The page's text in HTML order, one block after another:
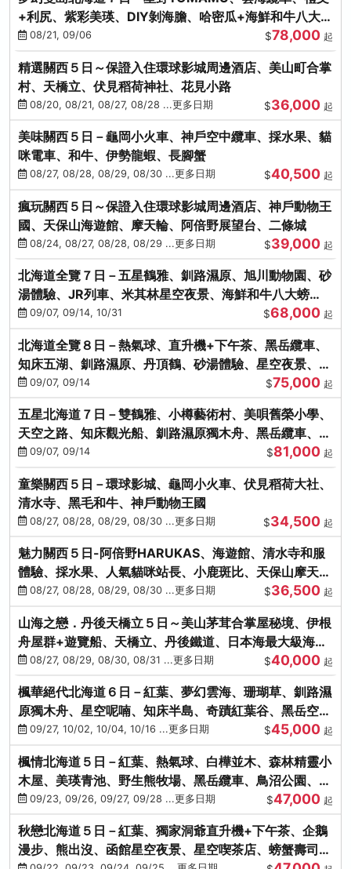
+利尻、紫彩美瑛、DIY剝海膽、哈密瓜+海鮮和牛八大螃
蟹吃到飽
08/21, 09/06 $78,000 起
精選關西５日～保證入住環球影城周邊酒店、美山町合掌
村、天橋立、伏見稻荷神社、花見小路
08/20, 08/21, 08/27, 08/28 ...更多日期 $36,000 起
美味關西５日－龜岡小火車、神戶空中纜車、採水果、貓
咪電車、和牛、伊勢龍蝦、長腳蟹
08/27, 08/28, 08/29, 08/30 ...更多日期 $40,500 起
瘋玩關西５日～保證入住環球影城周邊酒店、神戶動物王
國、天保山海遊館、摩天輪、阿倍野展望台、二條城
08/24, 08/27, 08/28, 08/29 ...更多日期 $39,000 起
北海道全覽７日－五星鶴雅、釧路濕原、旭川動物園、砂
湯體驗、JR列車、米其林星空夜景、海鮮和牛八大螃
蟹、卡哇依熊牧場
09/07, 09/14, 10/31 $68,000 起
北海道全覽８日－熱氣球、直升機+下午茶、黑岳纜車、
知床五湖、釧路濕原、丹頂鶴、砂湯體驗、星空夜景、洞
爺花火、螃蟹懷石料理
09/07, 09/14 $75,000 起
五星北海道７日－雙鶴雅、小樽藝術村、美唄舊榮小學、
天空之路、知床觀光船、釧路濕原獨木舟、黑岳纜車、流
冰硝子館DIY玻璃杯
09/07, 09/14 $81,000 起
童樂關西５日－環球影城、龜岡小火車、伏見稻荷大社、
清水寺、黑毛和牛、神戶動物王國
08/27, 08/28, 08/29, 08/30 ...更多日期 $34,500 起
魅力關西５日-阿倍野HARUKAS、海遊館、清水寺和服
體驗、採水果、人氣貓咪站長、小鹿斑比、天保山摩天
輪、水上巴士
08/27, 08/28, 08/29, 08/30 ...更多日期 $36,500 起
山海之戀．丹後天橋立５日～美山茅茸合掌屋秘境、伊根
舟屋群+遊覽船、天橋立、丹後鐵道、日本海最大級海鮮
市場08/27, 08/29, 08/30, 08/31 ...更多日期 $40,000 起
楓華絕代北海道６日－紅葉、夢幻雲海、珊瑚草、釧路濕
原獨木舟、星空呢喃、知床半島、奇蹟紅葉谷、黑岳空中
纜車、旭山動物園
09/27, 10/02, 10/04, 10/16 ...更多日期 $45,000 起
楓情北海道５日－紅葉、熱氣球、白樺並木、森林精靈小
木屋、美瑛青池、野生熊牧場、黑岳纜車、鳥沼公園、紅
葉奇蹟谷、螃蟹吃到飽
09/23, 09/26, 09/27, 09/28 ...更多日期 $47,000 起
秋戀北海道５日－紅葉、獨家洞爺直升機+下午茶、企鵝
漫步、熊出沒、函館星空夜景、星空喫茶店、螃蟹壽司、